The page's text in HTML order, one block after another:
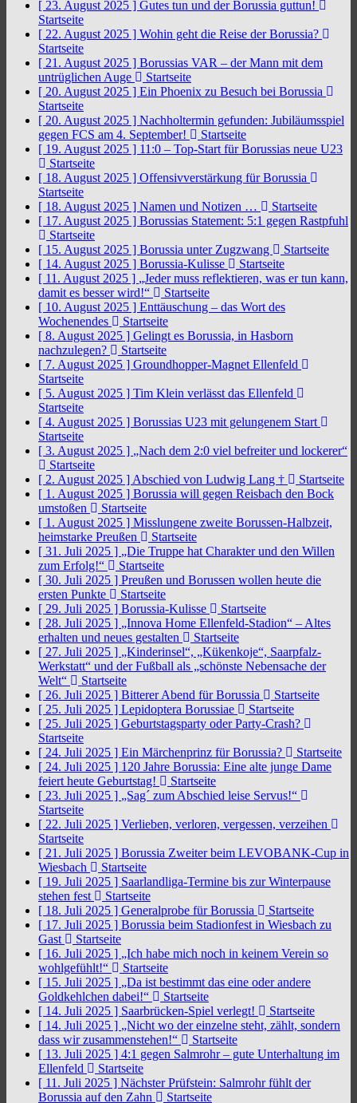
[ 23. August 2025 ] Gutes tun und der Borussia guttun!
Startseite
[ 22. August 2025 ] Wohin geht die Reise der Borussia?
Startseite
[ 21. August 2025 ] Borussias VAR – der Mann mit dem
untrüglichen Auge
Startseite
[ 20. August 2025 ] Ein Phoenix zu Besuch bei Borussia
Startseite
[ 20. August 2025 ] Nachholtermin gefunden: Jubiläumsspiel
gegen FCS am 4. September!
Startseite
[ 19. August 2025 ] 11:0 – Top-Start für Borussias neue U23
Startseite
[ 18. August 2025 ] Offensivverstärkung für Borussia
Startseite
[ 18. August 2025 ] Namen und Notizen …
Startseite
[ 17. August 2025 ] Borussias Statement: 5:1 gegen Rastpfuhl
Startseite
[ 15. August 2025 ] Borussia unter Zugzwang
Startseite
[ 14. August 2025 ] Borussia-Kulisse
Startseite
[ 11. August 2025 ] „Jeder muss reflektieren, was er tun kann,
damit es besser wird!“
Startseite
[ 10. August 2025 ] Enttäuschung – das Wort des
Wochenendes
Startseite
[ 8. August 2025 ] Gelingt es Borussia, in Hasborn
nachzulegen?
Startseite
[ 7. August 2025 ] Groundhopper-Magnet Ellenfeld
Startseite
[ 5. August 2025 ] Tim Klein verlässt das Ellenfeld
Startseite
[ 4. August 2025 ] Borussias U23 mit gelungenem Start
Startseite
[ 3. August 2025 ] „Nach dem 2:0 viel befreiter und lockerer“
Startseite
[ 2. August 2025 ] Abschied von Ludwig Lang †
Startseite
[ 1. August 2025 ] Borussia will gegen Reisbach den Bock
umstoßen
Startseite
[ 1. August 2025 ] Misslungene zweite Borussen-Halbzeit,
heimstarke Preußen
Startseite
[ 31. Juli 2025 ] „Die Truppe hat Charakter und den Willen
zum Erfolg!“
Startseite
[ 30. Juli 2025 ] Preußen und Borussen wollen heute die
ersten Punkte
Startseite
[ 29. Juli 2025 ] Borussia-Kulisse
Startseite
[ 28. Juli 2025 ] „Innova Home Ellenfeld-Stadion“ – Altes
erhalten und neues gestalten
Startseite
[ 27. Juli 2025 ] „Kinderinsel“, „Kükenkoje“, Saarpfalz-
Werkstatt“ und der Fußball als „schönste Nebensache der
Welt“
Startseite
[ 26. Juli 2025 ] Bitterer Abend für Borussia
Startseite
[ 25. Juli 2025 ] Lepidoptera Borussiae
Startseite
[ 25. Juli 2025 ] Geburtstagsparty oder Party-Crash?
Startseite
[ 24. Juli 2025 ] Ein Märchenprinz für Borussia?
Startseite
[ 24. Juli 2025 ] 120 Jahre Borussia: Eine alte junge Dame
feiert heute Geburtstag!
Startseite
[ 23. Juli 2025 ] „Sag´ zum Abschied leise Servus!“
Startseite
[ 22. Juli 2025 ] Verlieben, verloren, vergessen, verzeihen
Startseite
[ 21. Juli 2025 ] Borussia Zweiter beim LEVOBANK-Cup in
Wiesbach
Startseite
[ 19. Juli 2025 ] Saarlandliga-Termine bis zur Winterpause
stehen fest
Startseite
[ 18. Juli 2025 ] Generalprobe für Borussia
Startseite
[ 17. Juli 2025 ] Borussia beim Stadionfest in Wiesbach zu
Gast
Startseite
[ 16. Juli 2025 ] „Ich habe mich noch in keinem Verein so
wohlgefühlt!“
Startseite
[ 15. Juli 2025 ] „Da ist bestimmt das eine oder andere
Goldkehlchen dabei!“
Startseite
[ 14. Juli 2025 ] Saarbrücken-Spiel verlegt!
Startseite
[ 14. Juli 2025 ] „Nicht wo der einzelne steht, zählt, sondern
dass wir zusammenstehen!“
Startseite
[ 13. Juli 2025 ] 4:1 gegen Salmrohr – gute Unterhaltung im
Ellenfeld
Startseite
[ 11. Juli 2025 ] Nächster Prüfstein: Salmrohr fühlt der
Borussia auf den Zahn
Startseite